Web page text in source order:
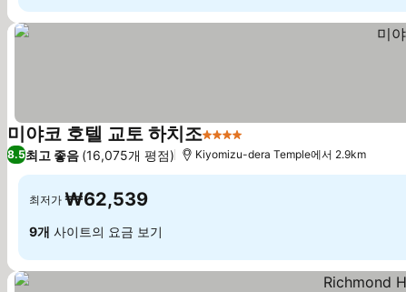
미야코 호텔 교토 하치조4 성급
8.5최고 좋음 (16,075개 평점) Kiyomizu-dera Temple에서 2.9km
최저가 ₩62,539
9개 사이트의 요금 보기